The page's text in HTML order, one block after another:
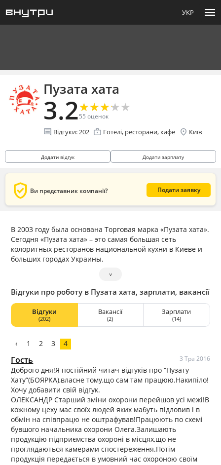
УКР menu
Пузата хата
3.2★
★★
★★
★★
★★
★
55 оценок
comment Відгуки:202 enterprise Готелі, ресторани, кафе location_on Київ
Додати відгук Додати зарплату
verified_user Ви представник компанії? Подати заявку
В 2003 году была основана Торговая марка «Пузата хата».
Сегодня «Пузата хата» – это самая большая сеть
колоритных ресторанов национальной кухни в Киеве и
больших городах Украины.
˅
Відгуки про роботу в Пузата хата, зарплати, вакансії
Відгуки
(202)
Вакансії
(2)
Зарплати
(14)
‹ 1 2 3 4
Гость 3 Тра 2016
Доброго дня!Я постійний читач відгуків про “Пузату
Хату”(БОЯРКА),власне тому,що сам там працюю.Накипіло!
Хочу добавити свій відгук.
ОЛЕКСАНДР Старший зміни охорони перейшов усі межі!В
кожному цеху має своїх людей яких мабуть підловив і в
обмін на співпрацю не оштрафував!Працюють по схемі
бувшого начальника охорони Олега.Залишають
продукцію підприємства охороні в місцях,що не
проглядаються камерами спостереження.Потім
продукція передається в умовний час охороною своїм